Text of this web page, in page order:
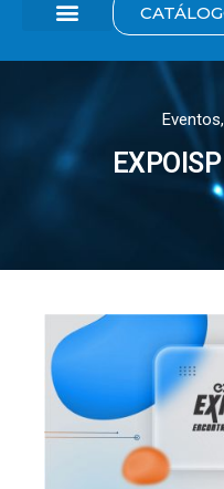
Eventos,